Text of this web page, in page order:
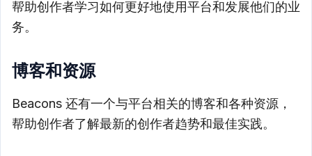
帮助创作者学习如何更好地使用平台和发展他们的业
务。
博客和资源
Beacons 还有一个与平台相关的博客和各种资源，
帮助创作者了解最新的创作者趋势和最佳实践。